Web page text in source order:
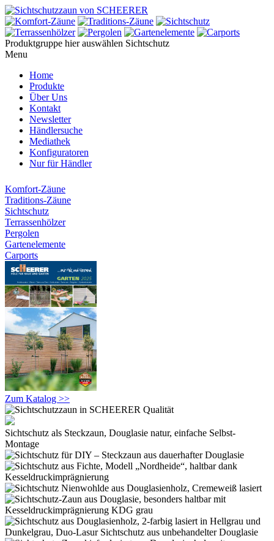
Produktgruppe hier auswählen Sichtschutz
Menu
Home
Produkte
Über Uns
Kontakt
Newsletter
Händlersuche
Mediathek
Konfiguratoren
Nur für Händler
Komfort-Zäune
Traditions-Zäune
Sichtschutz
Terrassenhölzer
Pergolen
Gartenelemente
Carports
Zum Katalog >>
Sichtschutz als Steckzaun, Douglasie natur, einfache Selbst-
Montage